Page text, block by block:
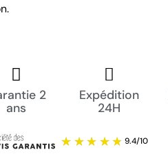
2
ans
Expédition
24H